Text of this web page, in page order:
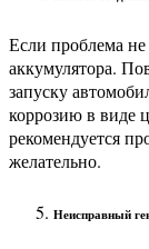
Если проблема не
аккумулятора.
запуску
коррозию в виде
рекомендуется
желательно.
Неисправный